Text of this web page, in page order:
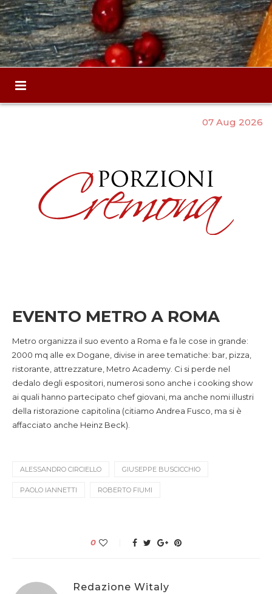
07 Aug 2026
EVENTO METRO A ROMA
Metro organizza il suo evento a Roma e fa le cose in grande:
2000 mq alle ex Dogane, divise in aree tematiche: bar, pizza,
ristorante, attrezzature, Metro Academy. Ci si perde nel
dedalo degli espositori, numerosi sono anche i cooking show
ai quali hanno partecipato chef giovani, ma anche nomi illustri
della ristorazione capitolina (citiamo Andrea Fusco, ma si è
affacciato anche Heinz Beck).
ALESSANDRO CIRCIELLO GIUSEPPE BUSCICCHIO
PAOLO IANNETTI ROBERTO FIUMI
0
Redazione Witaly